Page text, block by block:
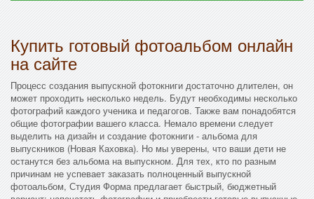
Купить готовый фотоальбом онлайн
на сайте
Процесс создания выпускной фотокниги достаточно длителен, он
может проходить несколько недель. Будут необходимы несколько
фотографий каждого ученика и педагогов. Также вам понадобятся
общие фотографии вашего класса. Немало времени следует
выделить на дизайн и создание фотокниги - альбома для
выпускников (Новая Каховка). Но мы уверены, что ваши дети не
останутся без альбома на выпускном. Для тех, кто по разным
причинам не успевает заказать полноценный выпускной
фотоальбом, Студия Форма предлагает быстрый, бюджетный